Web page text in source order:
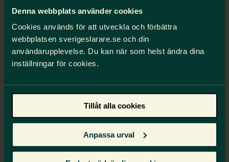
Denna webbplats använder cookies
Cookies används för att utveckla och förbättra
webbplatsen sverigeslarare.se och din
användarupplevelse. Du kan när som helst ändra dina
inställningar för cookies.
Tillåt alla cookies
Anpassa urval
Läs mer
Kontakta rätt person utifrån var du befinner